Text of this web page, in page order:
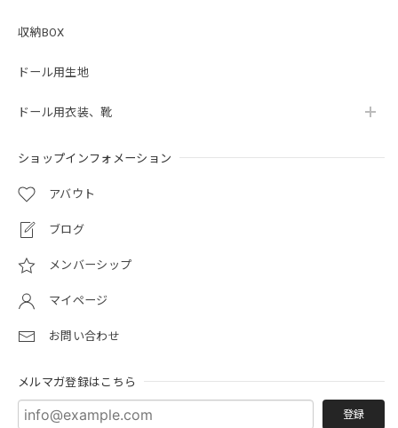
収納BOX
ドール用生地
ドール用衣装、靴
ショップインフォメーション
アバウト
ブログ
メンバーシップ
マイページ
お問い合わせ
メルマガ登録はこちら
登録